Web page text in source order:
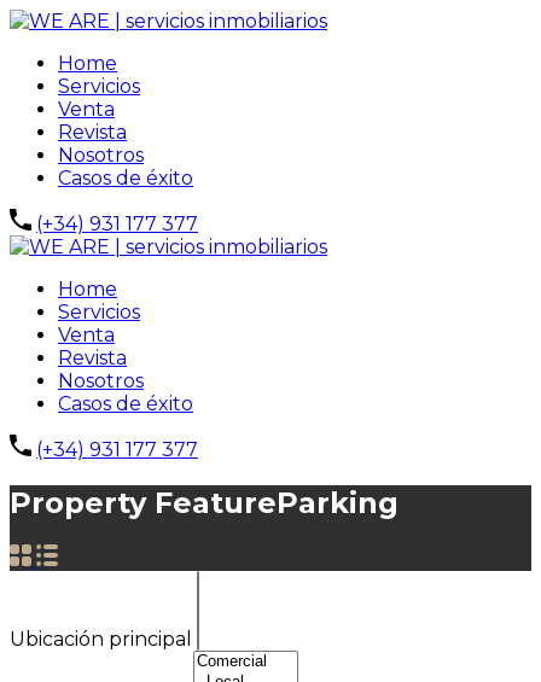
Home
Servicios
Venta
Revista
Nosotros
Casos de éxito
(+34) 931 177 377
Home
Servicios
Venta
Revista
Nosotros
Casos de éxito
(+34) 931 177 377
Property FeatureParking
Ubicación principal